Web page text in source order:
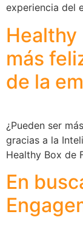
experiencia del
Healthy
más
de la
¿Pueden ser
gracias a la
Healthy Box de
En